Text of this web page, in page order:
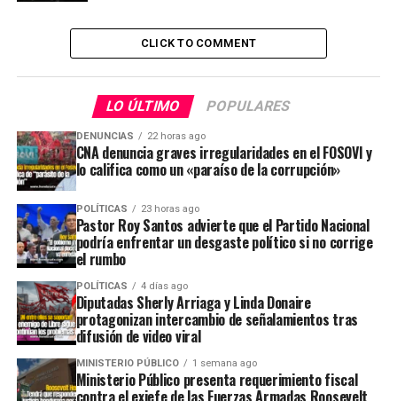
CLICK TO COMMENT
LO ÚLTIMO POPULARES
DENUNCIAS 22 horas ago
CNA denuncia graves irregularidades en el FOSOVI y
lo califica como un «paraíso de la corrupción»
POLÍTICAS 23 horas ago
Pastor Roy Santos advierte que el Partido Nacional
podría enfrentar un desgaste político si no corrige
el rumbo
POLÍTICAS 4 días ago
Diputadas Sherly Arriaga y Linda Donaire
protagonizan intercambio de señalamientos tras
difusión de video viral
MINISTERIO PÚBLICO 1 semana ago
Ministerio Público presenta requerimiento fiscal
contra el exjefe de las Fuerzas Armadas Roosevelt